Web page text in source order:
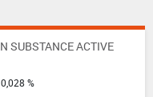
SUBSTANCE ACTIVE
%